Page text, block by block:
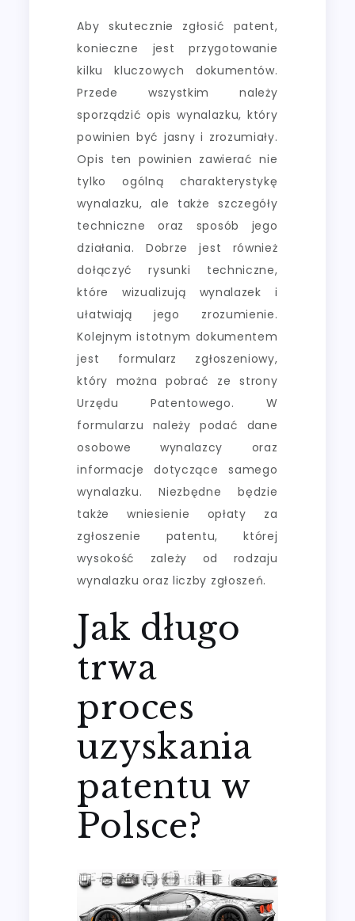
Aby skutecznie zgłosić patent,
konieczne jest przygotowanie
kilku kluczowych dokumentów.
Przede wszystkim należy
sporządzić opis wynalazku, który
powinien być jasny i zrozumiały.
Opis ten powinien zawierać nie
tylko ogólną charakterystykę
wynalazku, ale także szczegóły
techniczne oraz sposób jego
działania. Dobrze jest również
dołączyć rysunki techniczne,
które wizualizują wynalazek i
ułatwiają jego zrozumienie.
Kolejnym istotnym dokumentem
jest formularz zgłoszeniowy,
który można pobrać ze strony
Urzędu Patentowego. W
formularzu należy podać dane
osobowe wynalazcy oraz
informacje dotyczące samego
wynalazku. Niezbędne będzie
także wniesienie opłaty za
zgłoszenie patentu, której
wysokość zależy od rodzaju
wynalazku oraz liczby zgłoszeń.
Jak długo
trwa
proces
uzyskania
patentu w
Polsce?